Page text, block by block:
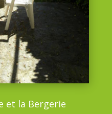
et la Bergerie